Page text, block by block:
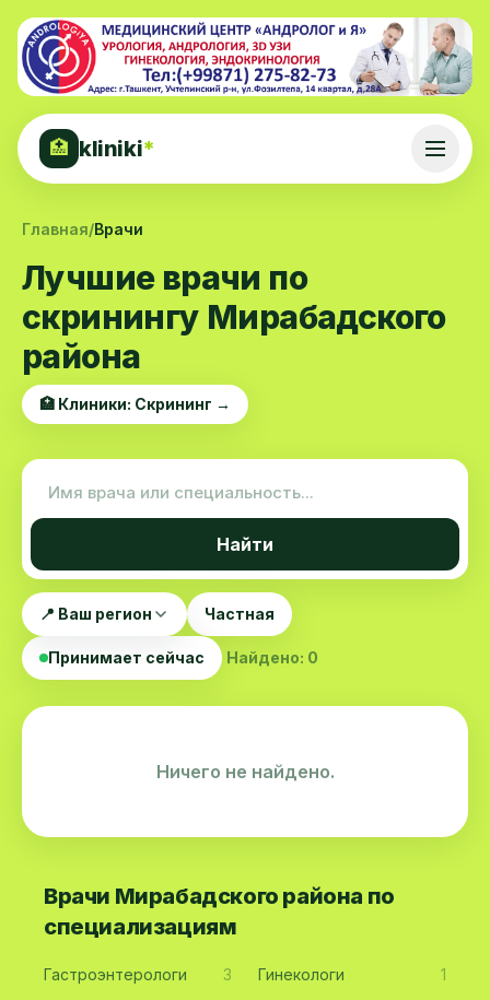
🏥 kliniki*
Главная/Врачи
Лучшие врачи по
скринингу Мирабадского
района
🏥 Клиники: Скрининг →
Найти
📍 Ваш регион Частная
Принимает сейчас Найдено: 0
Ничего не найдено.
Врачи Мирабадского района по
специализациям
Гастроэнтерологи 3 Гинекологи 1